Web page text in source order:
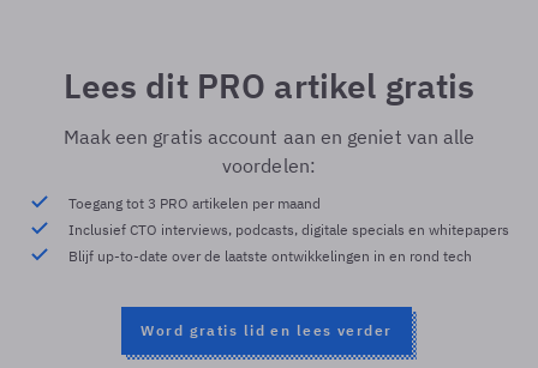
Lees dit PRO artikel gratis
Maak een gratis account aan en geniet van alle
voordelen:
Toegang tot 3 PRO artikelen per maand
Inclusief CTO interviews, podcasts, digitale specials en whitepapers
Blijf up-to-date over de laatste ontwikkelingen in en rond tech
Word gratis lid en lees verder